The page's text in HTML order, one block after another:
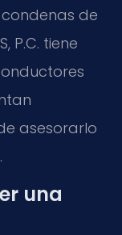
de
P.C. tiene
asesorarlo
una